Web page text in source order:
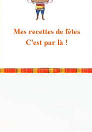
Mes recettes de fêtes
C'est par là !